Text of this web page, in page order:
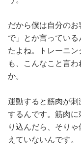
だから僕は自分の
で」とか言ってい
たよね。トレーニ
も、こんなこと言
か。
運動すると筋肉が刺
するんです。筋肉
り込んだら、そり
えていないんです。